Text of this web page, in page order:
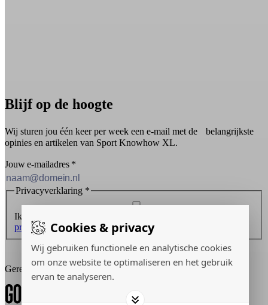
Cookies & privacy
Wij gebruiken functionele en analytische cookies
om onze website te optimaliseren en het gebruik
ervan te analyseren.
Blijf op de hoogte
Wij sturen jou één keer per week een e-mail met de belangrijkste
opinies en artikelen van Sport Knowhow XL.
Jouw e-mailadres *
Privacyverklaring *
Ik ontvang graag de nieuwsbrief en ga akkoord met de
privacyverklaring.
Inschrijven
Gerealiseerd door: